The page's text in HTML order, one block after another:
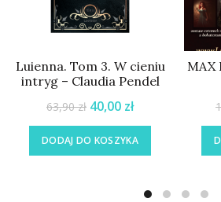
Luienna. Tom 3. W cieniu
intryg – Claudia Pendel
63,90zł 40,00 zł
DODAJ DO KOSZYKA
MAX